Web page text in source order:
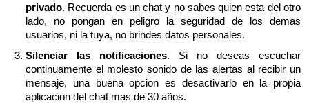
privado. Recuerda es un chat y no sabes quien esta del otro
lado, no pongan en peligro la seguridad de los demas
usuarios, ni la tuya, no brindes datos personales.
Silenciar las notificaciones. Si no deseas escuchar
continuamente el molesto sonido de las alertas al recibir un
mensaje, una buena opcion es desactivarlo en la propia
aplicacion del chat mas de 30 años.